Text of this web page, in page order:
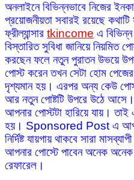
অনলাইনে বিভিন্নভাবে নিজের
প্রয়োজনীয়তা সবারই রয়েছে
ফ্রীল্যান্সার tkincome এ
বিস্তারিত সুবিধা জানিয়ে নিয়মিত
করছেন ফলে নতুন পুরাতন উভয়ে
পোস্ট করেন তখন সেটা হোম
দৃশ্যমান হয়। এরপর অন্য কেউ
আর নতুন পোষ্টটি উপরে উঠে
আপনার পোস্টটা হারিয়ে যায়।
হয়। Sponsored Post এ
নির্দিষ্ট যায়গায় থাকবে সারা
আপনার পোস্টে পাবেন অনেক
রেফারেল।